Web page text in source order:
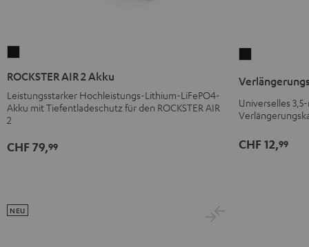
Akku
ROCKSTER AIR 2 Akku
Leistungsstarker Hochleistungs-Lithium-LiFePO4-
Akku mit Tiefentladeschutz für den ROCKSTER AIR
2
CHF 79,99
mm-
Klinke
Schwarz
Universelles
CHF 12,99
NEU